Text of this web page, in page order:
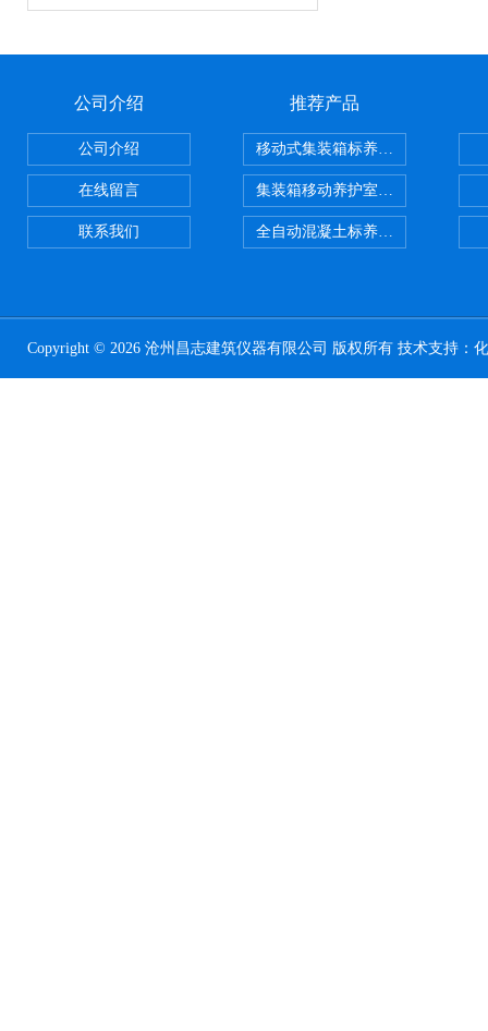
公司介绍
公司介绍
在线留言
联系我们
推荐产品
移动式集装箱标养室 养护室设备
集装箱移动养护室 标养室
全自动混凝土标养室恒温恒湿设备
Copyright © 2026 沧州昌志建筑仪器有限公司 版权所有 技术支持：